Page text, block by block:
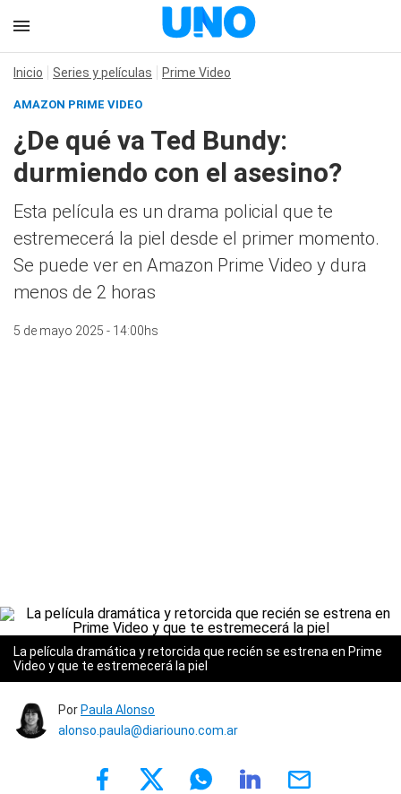
Inicio Series y películas Prime Video
AMAZON PRIME VIDEO
¿De qué va Ted Bundy:
durmiendo con el asesino?
Esta película es un drama policial que te
estremecerá la piel desde el primer momento.
Se puede ver en Amazon Prime Video y dura
menos de 2 horas
5 de mayo 2025 - 14:00hs
La película dramática y retorcida que recién se estrena en Prime
Video y que te estremecerá la piel
Por Paula Alonso
alonso.paula@diariouno.com.ar